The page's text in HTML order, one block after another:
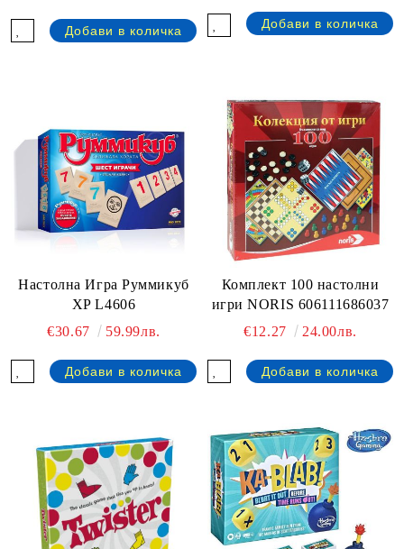
Настолна Игра Руммикуб
XP L4606
€30.67
59.99лв.
Комплект 100 настолни
игри NORIS 606111686037
€12.27
24.00лв.